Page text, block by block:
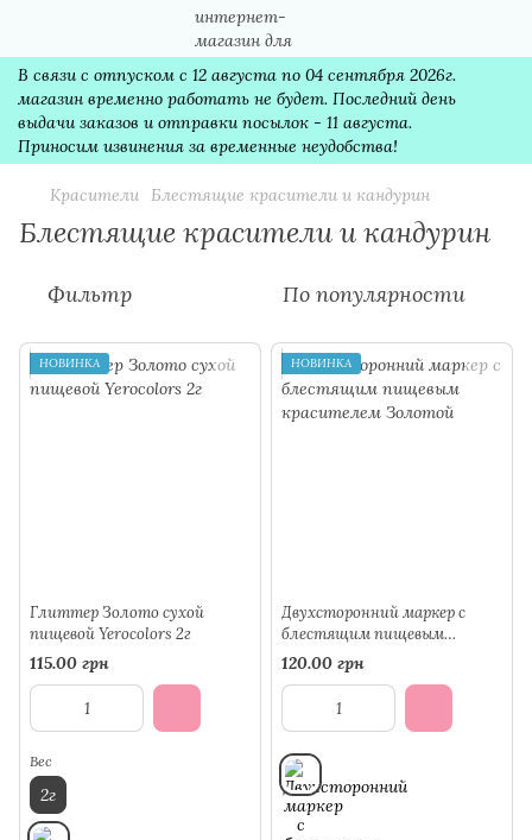
В связи с отпуском с 12 августа по 04 сентября 2026г.
магазин временно работать не будет. Последний день
выдачи заказов и отправки посылок - 11 августа.
Приносим извинения за временные неудобства!
Красители Блестящие красители и кандурин
Блестящие красители и кандурин
Фильтр По популярности
НОВИНКА
Глиттер Золото сухой
пищевой Yerocolors 2г
115.00 грн
Вес
2г
НОВИНКА
Двухсторонний маркер с
блестящим пищевым
красителем Золотой
120.00 грн